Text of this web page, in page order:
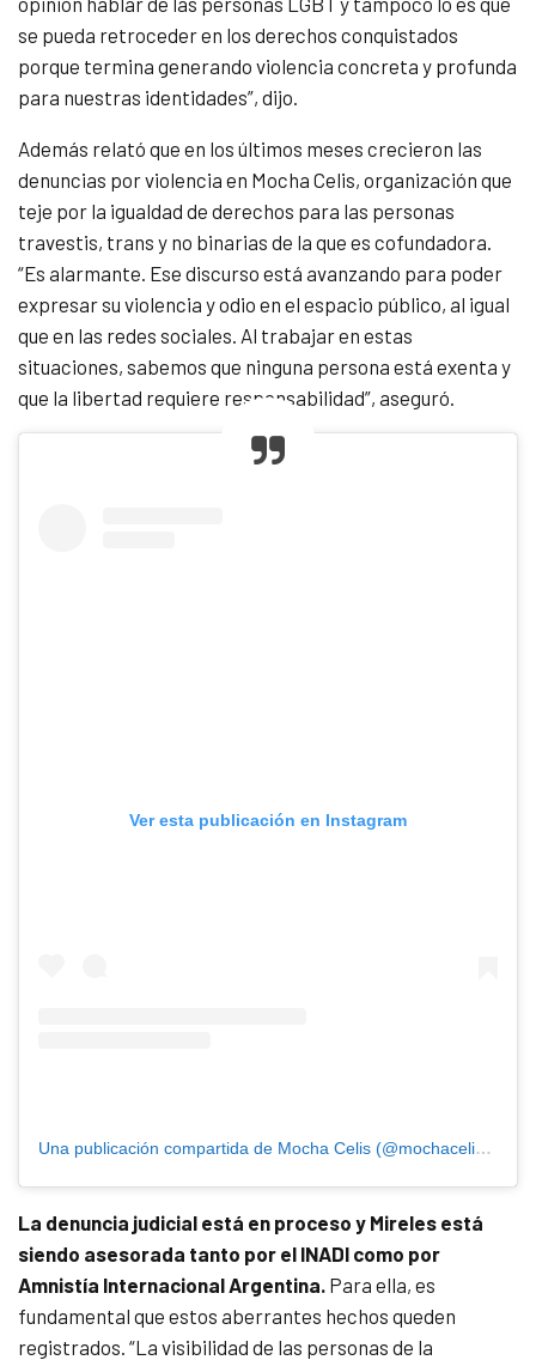
se pueda retroceder en los derechos conquistados
porque termina generando violencia concreta y profunda
para nuestras identidades”, dijo.
Además relató que en los últimos meses crecieron las
denuncias por violencia en Mocha Celis, organización que
teje por la igualdad de derechos para las personas
travestis, trans y no binarias de la que es cofundadora.
“Es alarmante. Ese discurso está avanzando para poder
expresar su violencia y odio en el espacio público, al igual
que en las redes sociales. Al trabajar en estas
situaciones, sabemos que ninguna persona está exenta y
que la libertad requiere responsabilidad”, aseguró.
Ver esta publicación en Instagram
Una publicación compartida de Mocha Celis (@mochacelis) ataque
La denuncia judicial está en proceso y Mireles está
siendo asesorada tanto por el INADI como por
Amnistía Internacional Argentina. Para ella, es
fundamental que estos aberrantes hechos queden
registrados. “La visibilidad de las personas de la